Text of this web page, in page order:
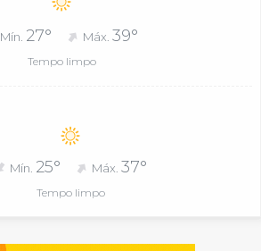
Mín. 27° Máx. 39°
Tempo limpo
Mín. 25° Máx. 37°
Tempo limpo